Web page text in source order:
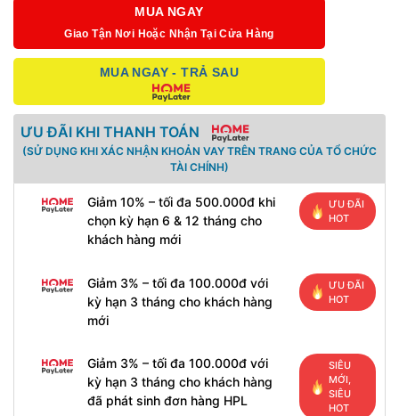
MUA NGAY
Giao Tận Nơi Hoặc Nhận Tại Cửa Hàng
MUA NGAY - TRẢ SAU
ƯU ĐÃI KHI THANH TOÁN
(SỬ DỤNG KHI XÁC NHẬN KHOẢN VAY TRÊN TRANG CỦA TỔ CHỨC
TÀI CHÍNH)
Giảm 10% – tối đa 500.000đ khi
chọn kỳ hạn 6 & 12 tháng cho
khách hàng mới
ƯU ĐÃI
HOT
Giảm 3% – tối đa 100.000đ với
kỳ hạn 3 tháng cho khách hàng
mới
ƯU ĐÃI
HOT
Giảm 3% – tối đa 100.000đ với
kỳ hạn 3 tháng cho khách hàng
đã phát sinh đơn hàng HPL
SIÊU
MỚI,
SIÊU
HOT